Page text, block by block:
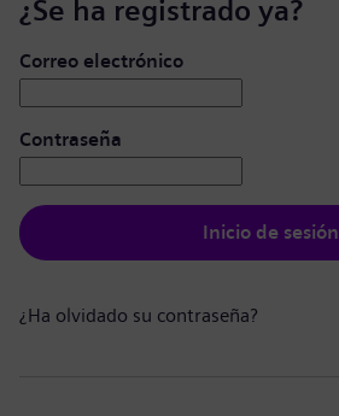
¿Se ha registrado ya?
Iniciar de sesión: usuario y contraseña
Correo electrónico
Contraseña
Inicio de sesión
¿Ha olvidado su contraseña?